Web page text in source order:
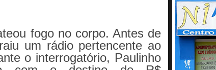
fogo no corpo. Antes de
um rádio pertencente ao
o interrogatório, Paulinho